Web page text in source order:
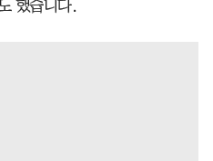
했습니다.